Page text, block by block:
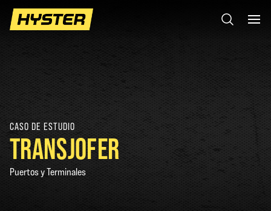
CASO DE ESTUDIO
TRANSJOFER
Puertos y Terminales